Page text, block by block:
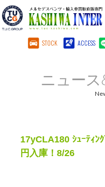
STOCK ACCESS
注文販売
ニュー
17yCLA180 ｼｭｰﾃｨﾝ
円入庫！8/26